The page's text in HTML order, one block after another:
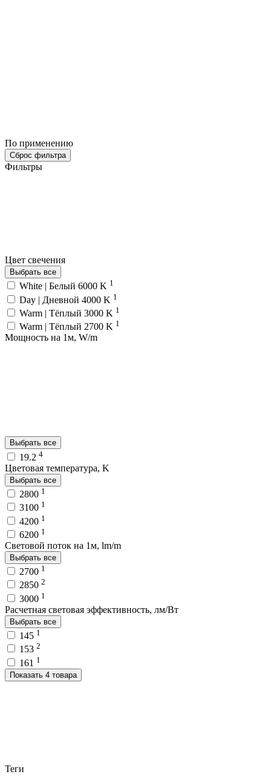
По применению
Сброс фильтра
Фильтры
Цвет свечения
Выбрать все
White | Белый 6000 K 1
Day | Дневной 4000 K 1
Warm | Тёплый 3000 K 1
Warm | Тёплый 2700 K 1
Мощность на 1м, W/m
Выбрать все
19.2 4
Цветовая температура, K
Выбрать все
2800 1
3100 1
4200 1
6200 1
Световой поток на 1м, lm/m
Выбрать все
2700 1
2850 2
3000 1
Расчетная световая эффективность, лм/Вт
Выбрать все
145 1
153 2
161 1
Показать 4 товара
Теги